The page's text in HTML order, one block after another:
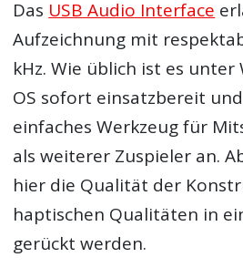
Das USB Audio Interface
Aufzeichnung mit
kHz. Wie üblich ist es unter
OS sofort einsatzbereit
einfaches Werkzeug für
als weiterer Zuspieler an.
hier die Qualität der
haptischen Qualitäten in
gerückt werden.